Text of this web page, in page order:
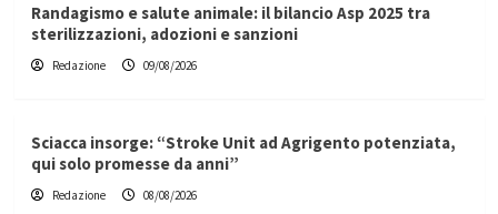
Randagismo e salute animale: il bilancio Asp 2025 tra
sterilizzazioni, adozioni e sanzioni
Redazione 09/08/2026
Sciacca insorge: “Stroke Unit ad Agrigento potenziata,
qui solo promesse da anni”
Redazione 08/08/2026